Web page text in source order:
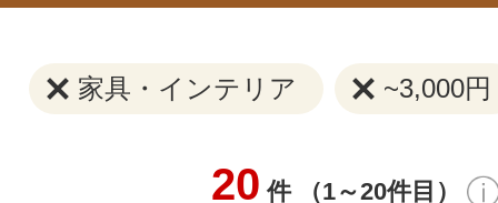
家具・インテリア ~3,000円
20 件 （1～20件目）